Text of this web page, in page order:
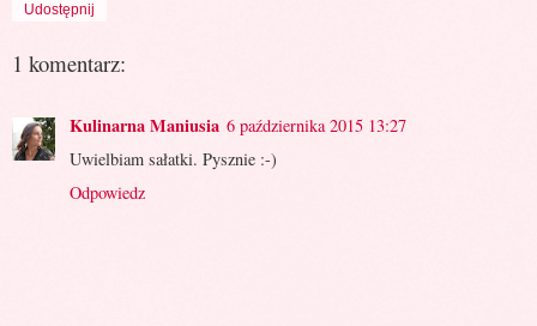
Udostępnij
1 komentarz:
Kulinarna Maniusia 6 października 2015 13:27
Uwielbiam sałatki. Pysznie :-)
Odpowiedz